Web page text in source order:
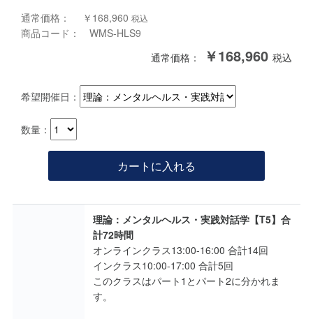
通常価格： ￥168,960税込
商品コード： WMS-HLS9
通常価格：
￥168,960 税込
希望開催日：
数量：
カートに入れる
理論：メンタルヘルス・実践対話学【T5】合
計72時間
オンラインクラス13:00-16:00 合計14回
インクラス10:00-17:00 合計5回
このクラスはパート1とパート2に分かれま
す。